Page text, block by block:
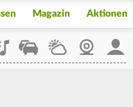
Magazin Aktionen
StaupilotWetterWebcam